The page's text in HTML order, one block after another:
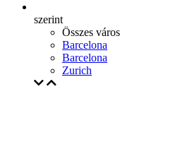
szerint
Összes város
Barcelona
Barcelona
Zurich